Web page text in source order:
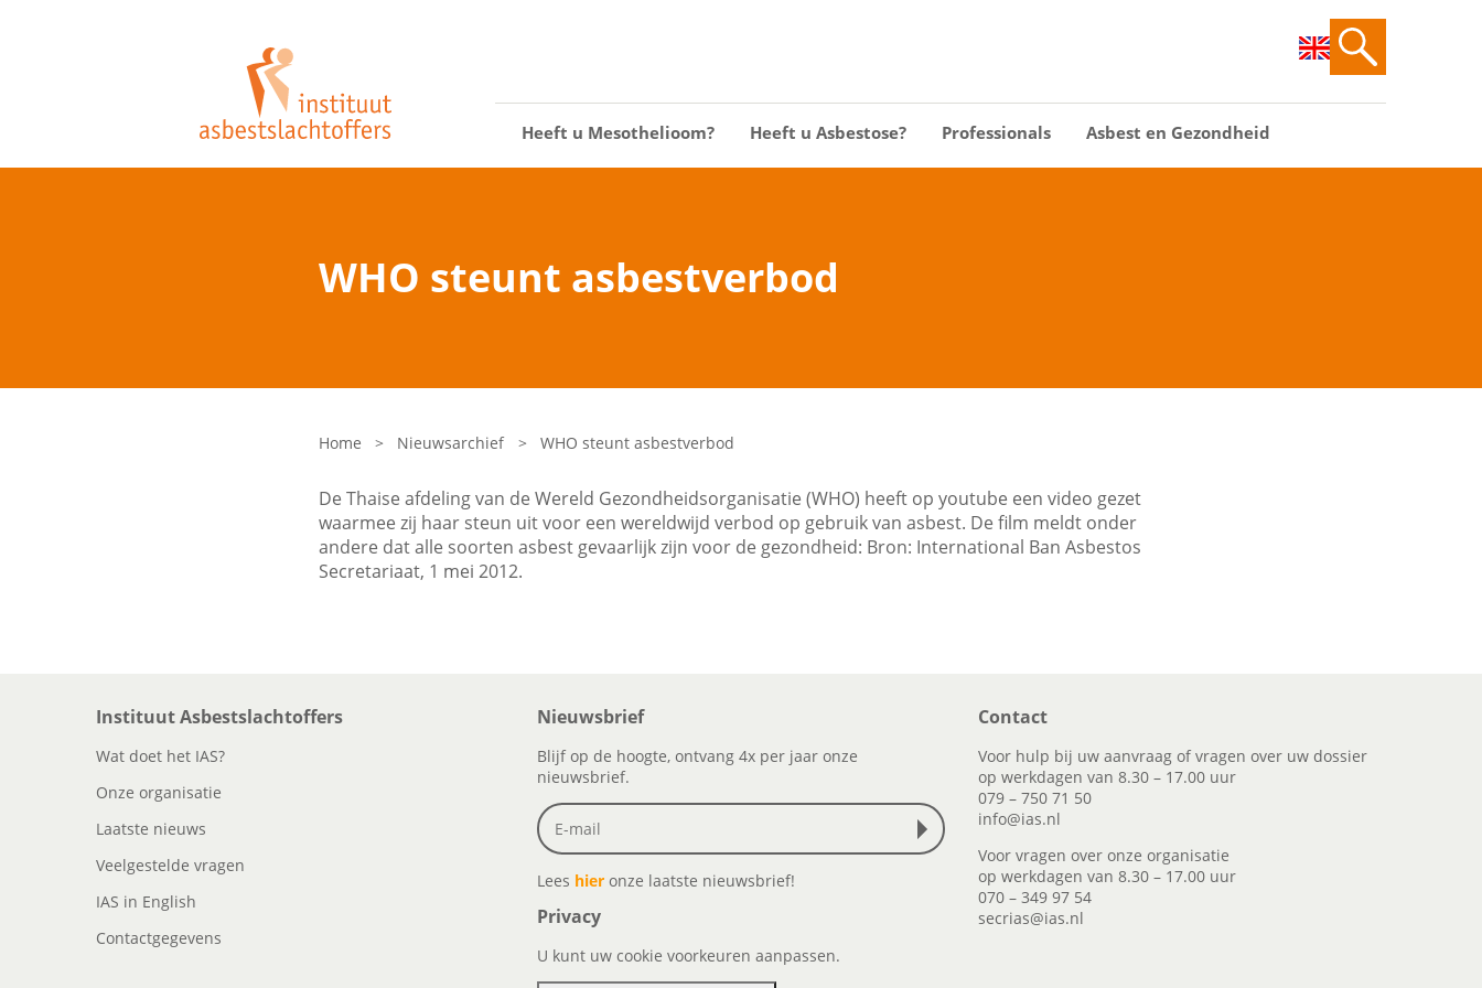
Heeft u Mesothelioom? Heeft u Asbestose? Professionals Asbest en Gezondheid
WHO steunt asbestverbod
Home > Nieuwsarchief > WHO steunt asbestverbod
De Thaise afdeling van de Wereld Gezondheidsorganisatie (WHO) heeft op youtube een video gezet
waarmee zij haar steun uit voor een wereldwijd verbod op gebruik van asbest. De film meldt onder
andere dat alle soorten asbest gevaarlijk zijn voor de gezondheid: Bron: International Ban Asbestos
Secretariaat, 1 mei 2012.
Instituut Asbestslachtoffers
Wat doet het IAS?
Onze organisatie
Laatste nieuws
Veelgestelde vragen
IAS in English
Contactgegevens
Nieuwsbrief
Blijf op de hoogte, ontvang 4x per jaar onze
nieuwsbrief.
Lees hier onze laatste nieuwsbrief!
Privacy
U kunt uw cookie voorkeuren aanpassen.
Contact
Voor hulp bij uw aanvraag of vragen over uw dossier
op werkdagen van 8.30 – 17.00 uur
079 – 750 71 50
info@ias.nl
Voor vragen over onze organisatie
op werkdagen van 8.30 – 17.00 uur
070 – 349 97 54
secrias@ias.nl